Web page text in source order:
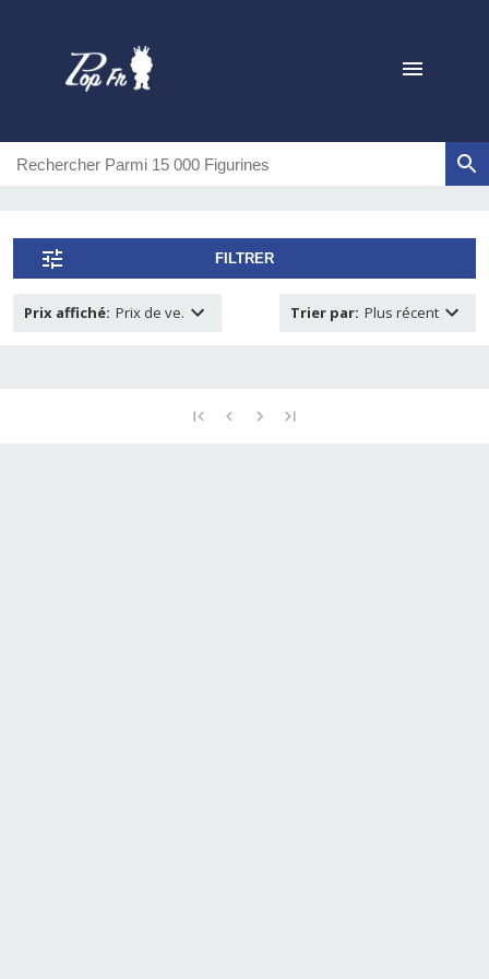
FILTRER
Prix affiché: Prix de ve. Trier par: Plus récent